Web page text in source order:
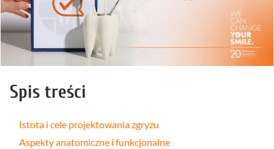
Spis treści
Istota i cele projektowania zgryzu
Aspekty anatomiczne i funkcjonalne